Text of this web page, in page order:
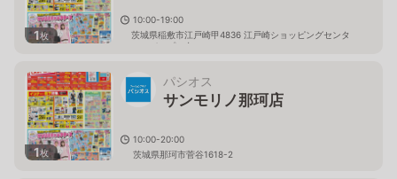
1枚
10:00-19:00
茨城県稲敷市江戸崎甲4836 江戸崎ショッピングセンタ
ー（パンプ）内
1枚
パシオス
サンモリノ那珂店
10:00-20:00
茨城県那珂市菅谷1618-2